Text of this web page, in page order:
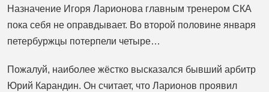
Назначение Игоря Ларионова главным тренером СКА
пока себя не оправдывает. Во второй половине января
петербуржцы потерпели четыре…
Пожалуй, наиболее жёстко высказался бывший арбитр
Юрий Карандин. Он считает, что Ларионов проявил